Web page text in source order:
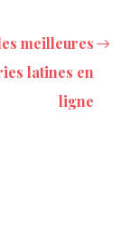
meilleures
latines en
ligne